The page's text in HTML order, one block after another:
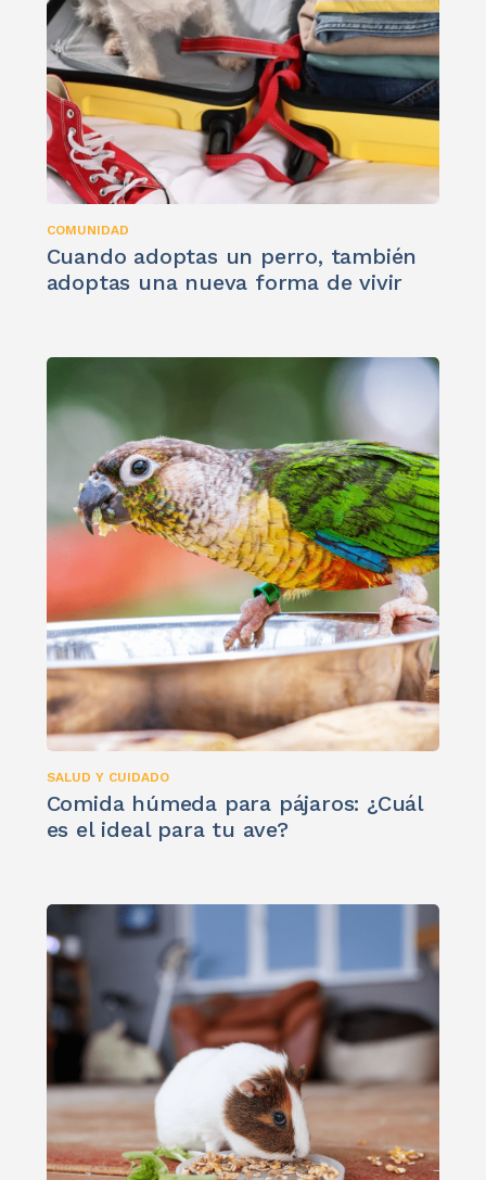
COMUNIDAD
Cuando adoptas un perro, también
adoptas una nueva forma de vivir
SALUD Y CUIDADO
Comida húmeda para pájaros: ¿Cuál
es el ideal para tu ave?